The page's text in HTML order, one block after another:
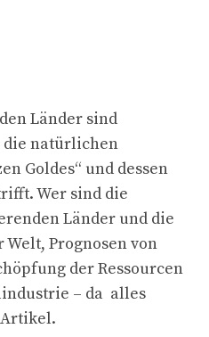
Länder sind
natürlichen
Goldes“ und dessen
Wer sind die
Länder und die
Prognosen von
der Ressourcen
– da alles